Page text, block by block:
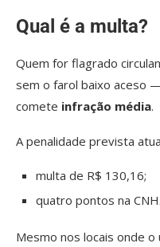
Qual é a multa?
Quem for flagrado
sem o farol baixo aceso
comete infração média.
A penalidade prevista
multa de R$ 130,16;
quatro pontos na CNH.
Mesmo nos locais onde